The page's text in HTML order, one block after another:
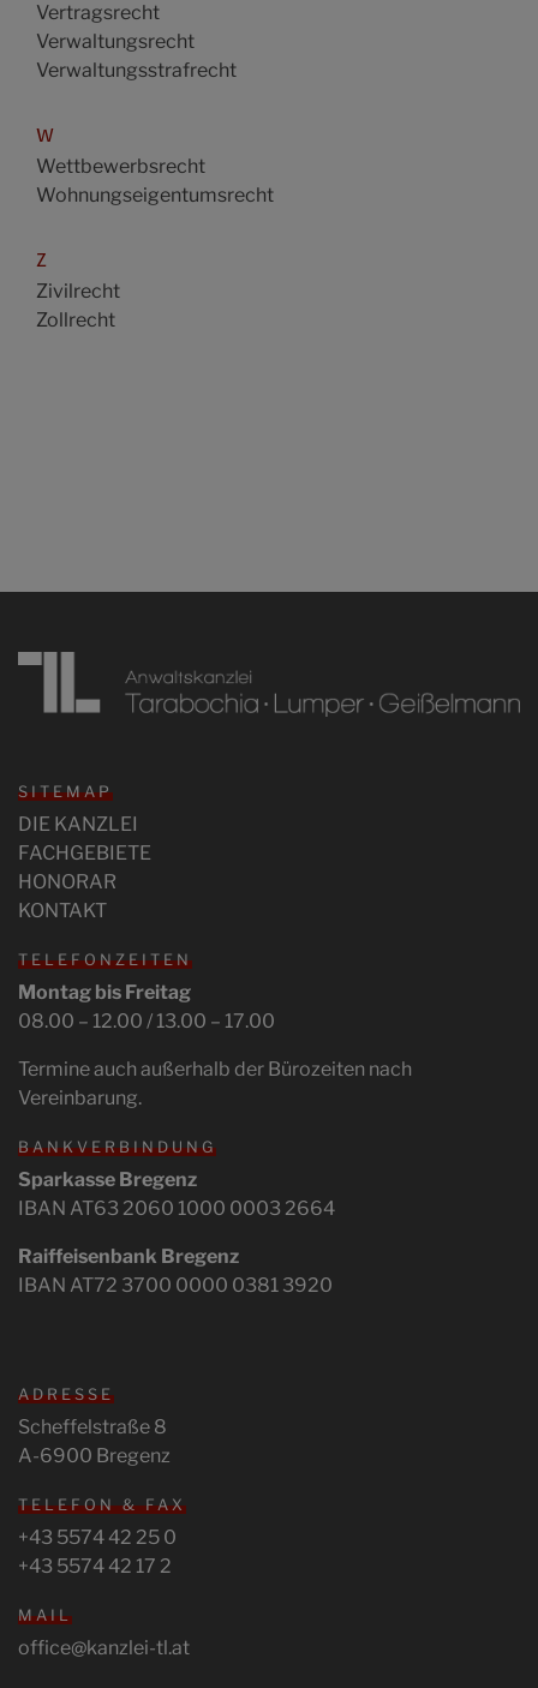
Vertragsrecht
Verwaltungsrecht
Verwaltungsstrafrecht
W
Wettbewerbsrecht
Wohnungseigentumsrecht
Z
Zivilrecht
Zollrecht
SITEMAP
DIE KANZLEI
FACHGEBIETE
HONORAR
KONTAKT
TELEFONZEITEN
Montag bis Freitag
08.00 – 12.00 / 13.00 – 17.00
Termine auch außerhalb der Bürozeiten nach
Vereinbarung.
BANKVERBINDUNG
Sparkasse Bregenz
IBAN AT63 2060 1000 0003 2664
Raiffeisenbank Bregenz
IBAN AT72 3700 0000 0381 3920
ADRESSE
Scheffelstraße 8
A-6900 Bregenz
TELEFON & FAX
+43 5574 42 25 0
+43 5574 42 17 2
MAIL
office@kanzlei-tl.at